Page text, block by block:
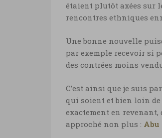
étaient plutôt axées sur
rencontres ethniques
Une bonne nouvelle
par exemple recevoir si
des contrées moins
C’est ainsi que je suis
qui soient et bien loin de
exactement en revenant,
approché non plus : Abu